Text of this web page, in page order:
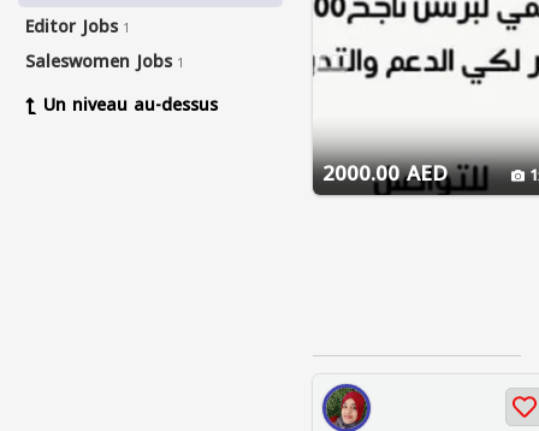
Editor Jobs 1
Saleswomen Jobs 1
Un niveau au-dessus
2000.00 AED 1